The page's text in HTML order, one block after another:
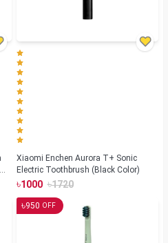
Xiaomi Enchen Aurora T+ Sonic
Electric Toothbrush (Black Color)
৳1000 ৳1720
৳950 OFF